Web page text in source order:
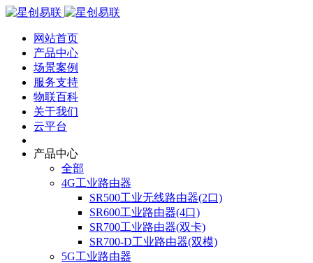
网站首页
产品中心
场景案例
服务支持
物联百科
关于我们
云平台
产品中心
全部
4G工业路由器
SR500工业无线路由器(2口)
SR600工业路由器(4口)
SR700工业路由器(双卡)
SR700-D工业路由器(双模)
5G工业路由器